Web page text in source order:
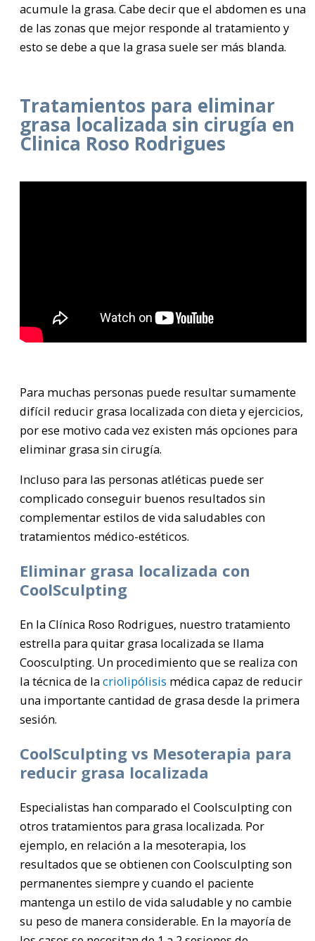
acumule la grasa. Cabe decir que el abdomen es una
de las zonas que mejor responde al tratamiento y
esto se debe a que la grasa suele ser más blanda.
Tratamientos para eliminar
grasa localizada sin cirugía en
Clinica Roso Rodrigues
Para muchas personas puede resultar sumamente
difícil reducir grasa localizada con dieta y ejercicios,
por ese motivo cada vez existen más opciones para
eliminar grasa sin cirugía.
Incluso para las personas atléticas puede ser
complicado conseguir buenos resultados sin
complementar estilos de vida saludables con
tratamientos médico-estéticos.
Eliminar grasa localizada con
CoolSculpting
En la Clínica Roso Rodrigues, nuestro tratamiento
estrella para quitar grasa localizada se llama
Coosculpting. Un procedimiento que se realiza con
la técnica de lacriolipólisis médica capaz de reducir
una importante cantidad de grasa desde la primera
sesión.
CoolSculpting vs Mesoterapia para
reducir grasa localizada
Especialistas han comparado el Coolsculpting con
otros tratamientos para grasa localizada. Por
ejemplo, en relación a la mesoterapia, los
resultados que se obtienen con Coolsculpting son
permanentes siempre y cuando el paciente
mantenga un estilo de vida saludable y no cambie
su peso de manera considerable. En la mayoría de